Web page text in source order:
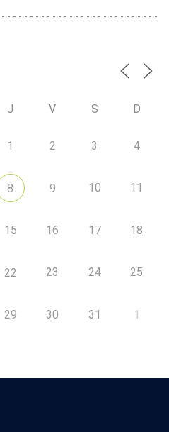
J V S D
1 2 3 4
8 9 10 11
15 16 17 18
22 23 24 25
29 30 31 1